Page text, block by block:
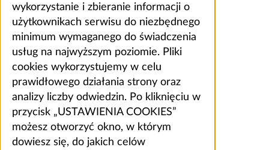
wykorzystanie i zbieranie informacji o
użytkownikach serwisu do niezbędnego
minimum wymaganego do świadczenia
usług na najwyższym poziomie. Pliki
cookies wykorzystujemy w celu
prawidłowego działania strony oraz
analizy liczby odwiedzin. Po kliknięciu w
przycisk „USTAWIENIA COOKIES”
możesz otworzyć okno, w którym
dowiesz się, do jakich celów